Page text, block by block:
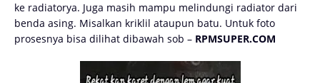
ke radiatorya. Juga masih mampu melindungi radiator dari
benda asing. Misalkan kriklil ataupun batu. Untuk foto
prosesnya bisa dilihat dibawah sob – RPMSUPER.COM